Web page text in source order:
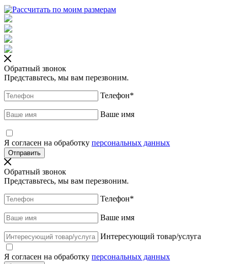
Обратный звонок
Представьтесь, мы вам перезвоним.
Телефон*
Ваше имя
Я согласен на обработку персональных данных
Обратный звонок
Представьтесь, мы вам перезвоним.
Телефон*
Ваше имя
Интересующий товар/услуга
Я согласен на обработку персональных данных